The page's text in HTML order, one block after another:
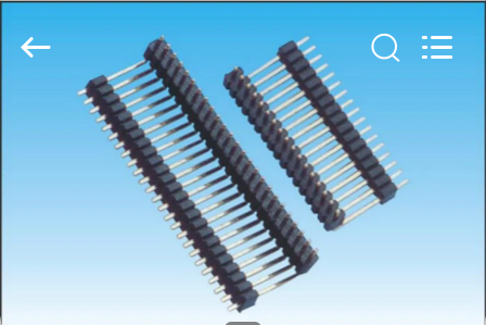
HAUS
PRODUKTE
Ltd..
Reserved.
Developed